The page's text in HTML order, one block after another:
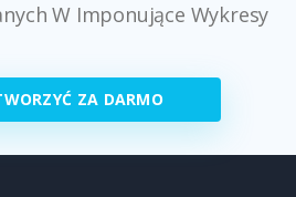
W Imponujące Wykresy
ZA DARMO